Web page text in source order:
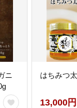
ニ
はちみつ
13,000円